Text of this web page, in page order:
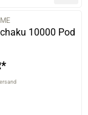
10000 Pod